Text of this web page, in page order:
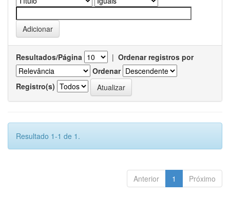
Resultados/Página | Ordenar registros por
Ordenar
Registro(s)
Resultado 1-1 de 1.
Anterior 1 Próximo